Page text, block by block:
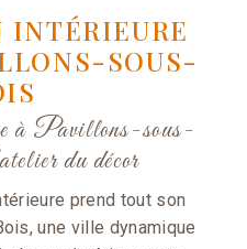
INTÉRIEURE
SOUS-
à Pavillons-sous-
du décor
prend tout son
une ville dynamique